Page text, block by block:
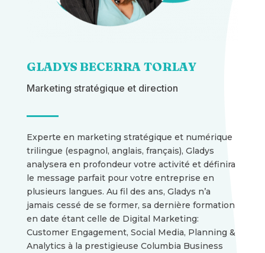
GLADYS BECERRA TORLAY
Marketing stratégique et direction
Experte en marketing stratégique et numérique
trilingue (espagnol, anglais, français), Gladys
analysera en profondeur votre activité et définira
le message parfait pour votre entreprise en
plusieurs langues. Au fil des ans, Gladys n’a
jamais cessé de se former, sa dernière formation
en date étant celle de Digital Marketing:
Customer Engagement, Social Media, Planning &
Analytics à la prestigieuse Columbia Business